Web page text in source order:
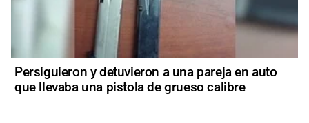
Persiguieron y detuvieron a una pareja en auto
que llevaba una pistola de grueso calibre